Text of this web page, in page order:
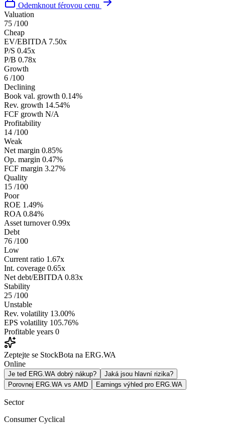
Odemknout férovou cenu
Valuation
75 /100
Cheap
EV/EBITDA 7.50x
P/S 0.45x
P/B 0.78x
Growth
6 /100
Declining
Book val. growth 0.14%
Rev. growth 14.54%
FCF growth N/A
Profitability
14 /100
Weak
Net margin 0.85%
Op. margin 0.47%
FCF margin 3.27%
Quality
15 /100
Poor
ROE 1.49%
ROA 0.84%
Asset turnover 0.99x
Debt
76 /100
Low
Current ratio 1.67x
Int. coverage 0.65x
Net debt/EBITDA 0.83x
Stability
25 /100
Unstable
Rev. volatility 13.00%
EPS volatility 105.76%
Profitable years 0
Zeptejte se StockBota na ERG.WA
Online
Je teď ERG.WA dobrý nákup?
Jaká jsou hlavní rizika?
Porovnej ERG.WA vs AMD
Earnings výhled pro ERG.WA
Sector
Consumer Cyclical